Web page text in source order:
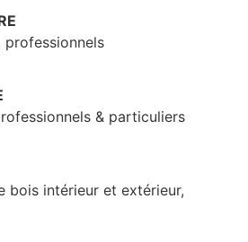
professionnels
& particuliers
bois intérieur et extérieur,